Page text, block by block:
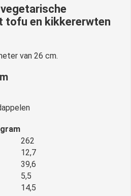
tofu en kikkererwten
van 26 cm.
262
12,7
39,6
5,5
14,5